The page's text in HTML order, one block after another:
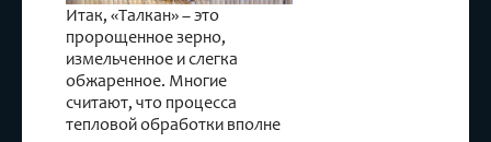
Итак, «Талкан» – это
пророщенное зерно,
измельченное и слегка
обжаренное. Многие
считают, что процесса
тепловой обработки вполне